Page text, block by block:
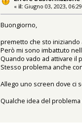
« il: Giugno 03, 2023,
Buongiorno,
premetto che sto iniziando
Però mi sono imbattuto
Quando vado ad attivare
Stesso problema anche
Allego uno screen dove ci
Qualche idea del